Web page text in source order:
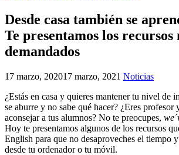
Desde casa también se
Te presentamos los recursos
demandados
17 marzo, 202017 marzo, 2021 Noticias
¿Estás en casa y quieres mantener tu nivel de
se aburre y no sabe qué hacer? ¿Eres profesor
aconsejar a tus alumnos? No te preocupes,
Hoy te presentamos algunos de los recursos
English para que no desaproveches el tiempo
desde tu ordenador o tu móvil.